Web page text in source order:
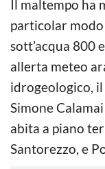
Il maltempo ha
particolar
sott’acqua 800
allerta meteo
idrogeologico,
Simone
abita a piano
Santorezzo, e